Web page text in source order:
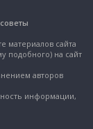
материалов сайта
подобного) на сайт
авторов
информации,